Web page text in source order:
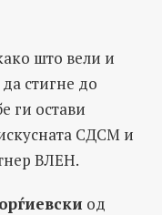
што вели и
стигне до
ги остави
СДСМ и
ВЛЕН.
од